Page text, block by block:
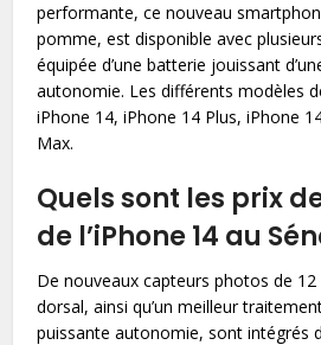
performante, ce nouveau
pomme, est disponible avec
équipée d’une batterie jouissant
autonomie. Les différents modèles
iPhone 14, iPhone 14 Plus, iPhone
Max.
Quels sont les prix
de l’iPhone 14 au
De nouveaux capteurs photos de
dorsal, ainsi qu’un meilleur
puissante autonomie, sont intégrés